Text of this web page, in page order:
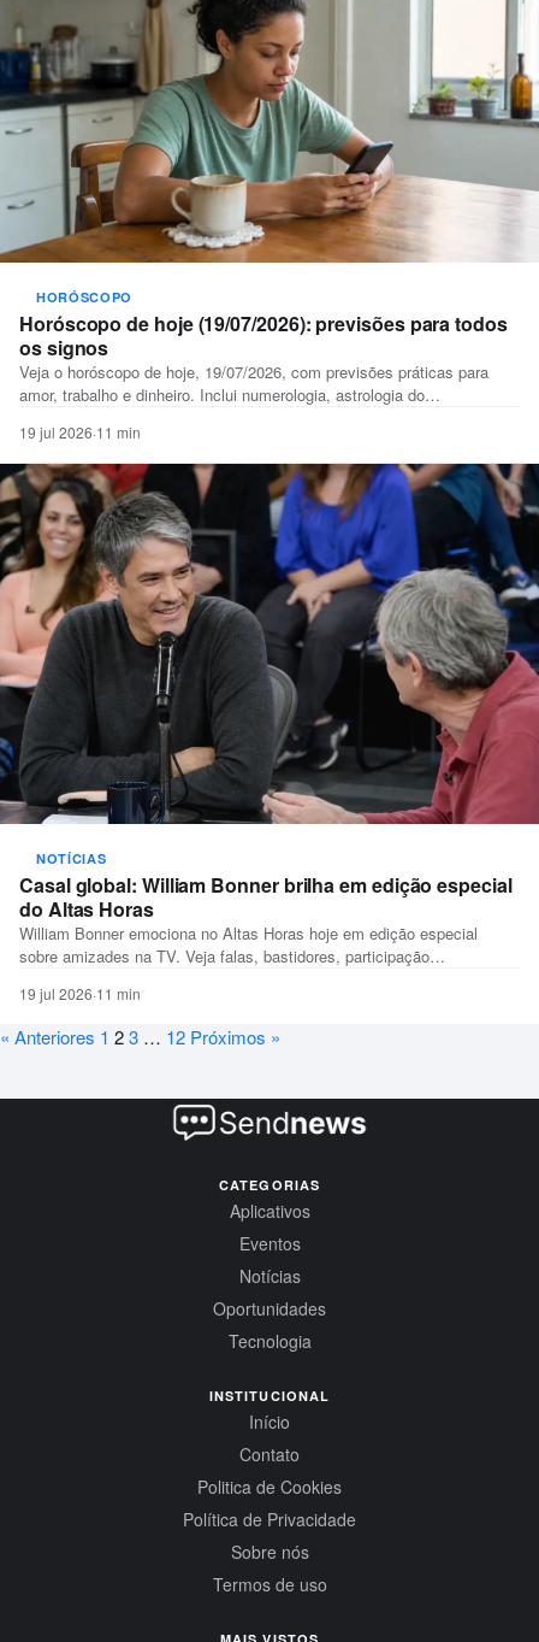
HORÓSCOPO
Horóscopo de hoje (19/07/2026): previsões para todos
os signos
Veja o horóscopo de hoje, 19/07/2026, com previsões práticas para
amor, trabalho e dinheiro. Inclui numerologia, astrologia do…
19 jul 2026·11 min
NOTÍCIAS
Casal global: William Bonner brilha em edição especial
do Altas Horas
William Bonner emociona no Altas Horas hoje em edição especial
sobre amizades na TV. Veja falas, bastidores, participação…
19 jul 2026·11 min
« Anteriores 1 23 … 12 Próximos »
CATEGORIAS
Aplicativos
Eventos
Notícias
Oportunidades
Tecnologia
INSTITUCIONAL
Início
Contato
Politica de Cookies
Política de Privacidade
Sobre nós
Termos de uso